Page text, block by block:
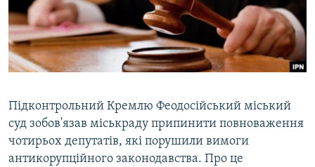
ВІДЕОУРОКИ «ELIFBE»
СВІДЧЕННЯ ОКУПАЦІЇ
УКРАЇНСЬКА ПРОБЛЕМА КРИМУ
Русский
Qırımtatar
Усі сайти RFE/RL
Підконтрольний Кремлю Феодосійський міський
суд зобов'язав міськраду припинити повноваження
чотирьох депутатів, які порушили вимоги
антикорупційного законодавства. Про це